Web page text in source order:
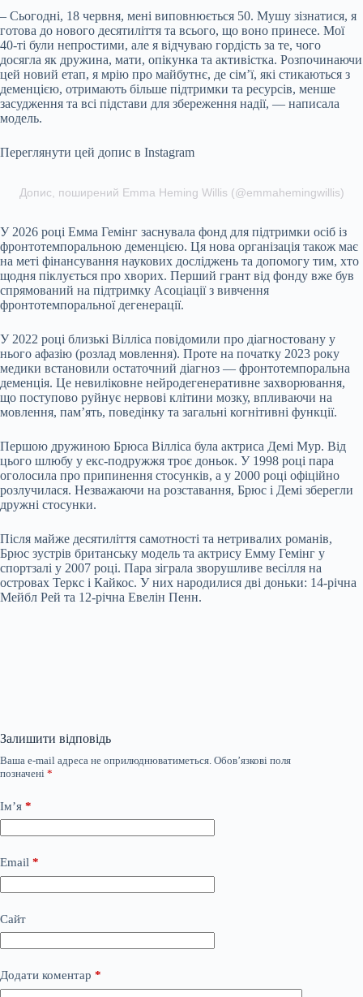
– Сьогодні, 18 червня, мені виповнюється 50. Мушу зізнатися, я
готова до нового десятиліття та всього, що воно принесе. Мої
40-ті були непростими, але я відчуваю гордість за те, чого
досягла як дружина, мати, опікунка та активістка. Розпочинаючи
цей новий етап, я мрію про майбутнє, де сім’ї, які стикаються з
деменцією, отримають більше підтримки та ресурсів, менше
засудження та всі підстави для збереження надії, — написала
модель.
Переглянути цей допис в Instagram
Допис, поширений Emma Heming Willis (@emmahemingwillis)
У 2026 році Емма Гемінг заснувала фонд для підтримки осіб із
фронтотемпоральною деменцією. Ця нова організація також має
на меті фінансування наукових досліджень та допомогу тим, хто
щодня піклується про хворих. Перший грант від фонду вже був
спрямований на підтримку Асоціації з вивчення
фронтотемпоральної дегенерації.
У 2022 році близькі Вілліса повідомили про діагностовану у
нього афазію (розлад мовлення). Проте на початку 2023 року
медики встановили остаточний діагноз — фронтотемпоральна
деменція. Це невиліковне нейродегенеративне захворювання,
що поступово руйнує нервові клітини мозку, впливаючи на
мовлення, пам’ять, поведінку та загальні когнітивні функції.
Першою дружиною Брюса Вілліса була актриса Демі Мур. Від
цього шлюбу у екс-подружжя троє доньок. У 1998 році пара
оголосила про припинення стосунків, а у 2000 році офіційно
розлучилася. Незважаючи на розставання, Брюс і Демі зберегли
дружні стосунки.
Після майже десятиліття самотності та нетривалих романів,
Брюс зустрів британську модель та актрису Емму Гемінг у
спортзалі у 2007 році. Пара зіграла зворушливе весілля на
островах Теркс і Кайкос. У них народилися дві доньки: 14-річна
Мейбл Рей та 12-річна Евелін Пенн.
Залишити відповідь
Ваша e-mail адреса не оприлюднюватиметься. Обов’язкові поля
позначені *
Ім’я *
Email *
Сайт
Додати коментар *